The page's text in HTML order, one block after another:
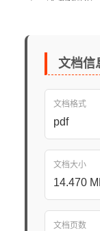
文档信
文档格式
pdf
文档大小
14.470
文档页数